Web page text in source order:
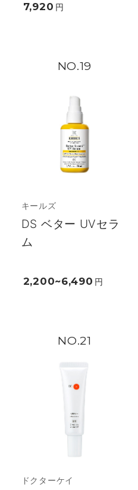
7,920 円
19
キールズ
DS ベター UVセラ
ム
2,200~6,490 円
21
ドクターケイ